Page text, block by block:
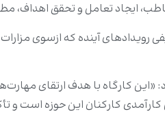
ایجاد تعامل و تحقق اهداف،
رویدادهای آینده که ازسوی
کارگاه با هدف ارتقای
کارکنان این حوزه است و